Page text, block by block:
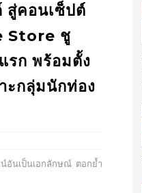
สู่คอนเซ็ปต์
Store ชู
ก พร้อมตั้ง
ะกลุ่มนักท่อง
อันเป็นเอกลักษณ์ ตอกย้ำ